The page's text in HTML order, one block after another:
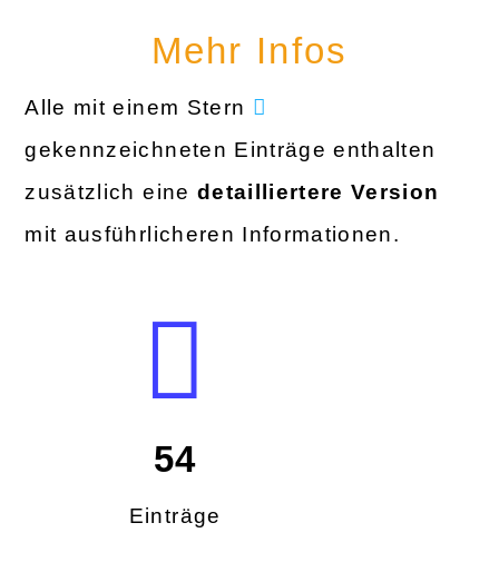
Mehr Infos
Alle mit einem Stern
gekennzeichneten Einträge enthalten
zusätzlich eine detailliertere Version
mit ausführlicheren Informationen.
54
Einträge